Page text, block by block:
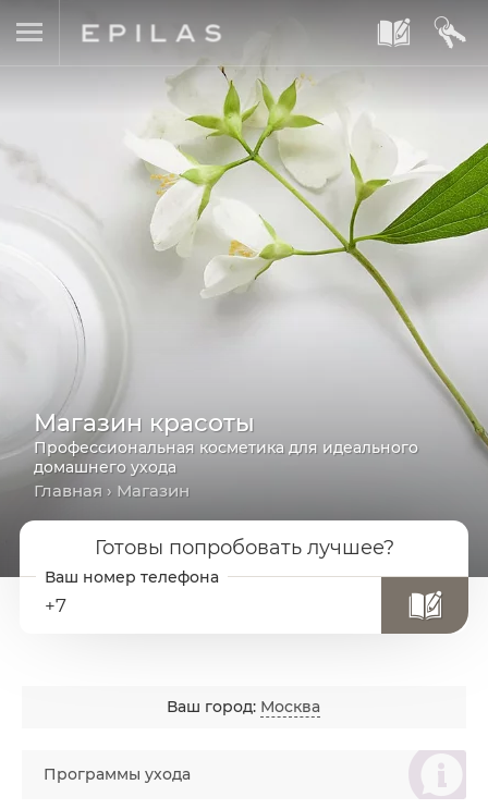
A B
Магазин красоты
Профессиональная косметика для идеального
домашнего ухода
Главная › Магазин
Готовы попробовать лучшее?
+7
Ваш город: Москва
စ
Программы ухода